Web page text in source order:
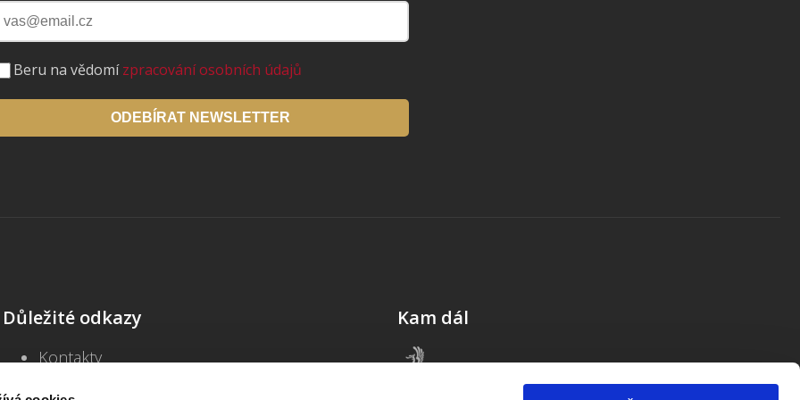
Beru na vědomízpracování osobních údajů
ODEBÍRAT NEWSLETTER
Důležité odkazy
Kontakty
Kam dál